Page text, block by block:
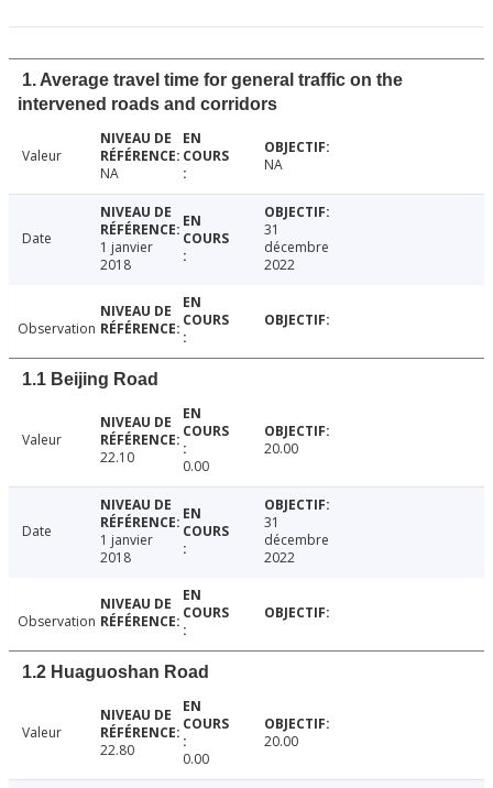
1. Average travel time for general traffic on the
intervened roads and corridors
Valeur
NA
NA
Date
1 janvier
2018
31
décembre
2022
Observation
1.1 Beijing Road
Valeur
22.10
0.00
20.00
Date
1 janvier
2018
31
décembre
2022
Observation
1.2 Huaguoshan Road
Valeur
22.80
0.00
20.00